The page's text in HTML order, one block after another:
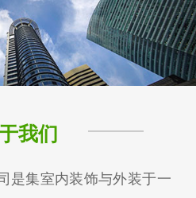
我们
是集室内装饰与外装于一